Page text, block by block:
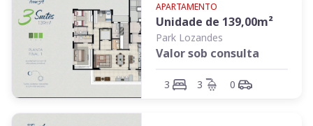
APARTAMENTO
Unidade de 139,00m²
Park Lozandes
Valor sob consulta
3 3 0